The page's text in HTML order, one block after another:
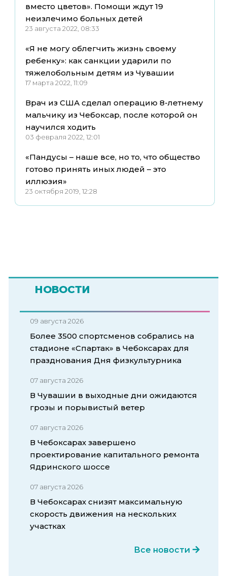
вместо цветов». Помощи ждут 19
неизлечимо больных детей
23 августа 2022, 08:33
«Я не могу облегчить жизнь своему
ребенку»: как санкции ударили по
тяжелобольным детям из Чувашии
17 марта 2022, 11:09
Врач из США сделал операцию 8-летнему
мальчику из Чебоксар, после которой он
научился ходить
03 февраля 2022, 12:01
«Пандусы – наше все, но то, что общество
готово принять иных людей – это
иллюзия»
23 октября 2019, 12:28
НОВОСТИ
09 августа 2026
Более 3500 спортсменов собрались на
стадионе «Спартак» в Чебоксарах для
празднования Дня физкультурника
07 августа 2026
В Чувашии в выходные дни ожидаются
грозы и порывистый ветер
07 августа 2026
В Чебоксарах завершено
проектирование капитального ремонта
Ядринского шоссе
07 августа 2026
В Чебоксарах снизят максимальную
скорость движения на нескольких
участках
Все новости